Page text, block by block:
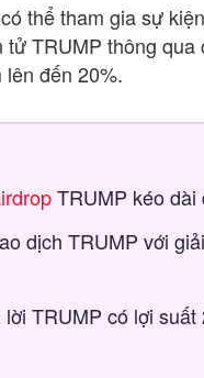
thể tham gia sự
TRUMP thông
đến 20%.
TRUMP kéo dài
dịch TRUMP với
TRUMP có lợi